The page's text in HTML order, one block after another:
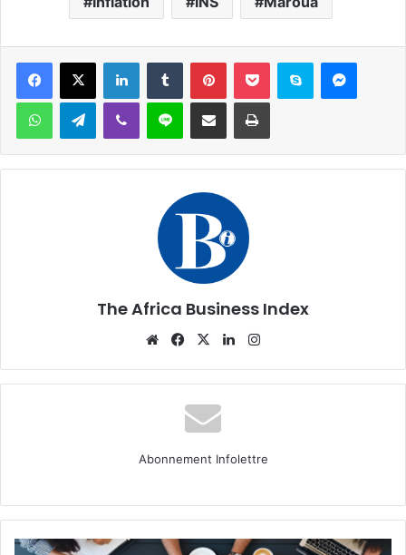
Facebook
X LinkedinTumblr PinterestPocket Skype
WhatsAppTelegramViber Ligne Partager par email Imprimer
The Africa Business Index
WebsiteFacebook
X Linkedin
Abonnement Infolettre
L'importance